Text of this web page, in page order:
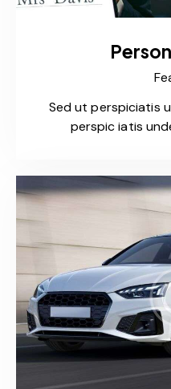
Sed ut perspiciatis
perspic iatis